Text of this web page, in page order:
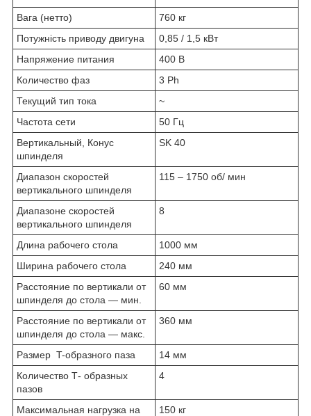
Вага (нетто)
760 кг
Потужність приводу двигуна
0,85 / 1,5 кВт
Напряжение питания
400 В
Количество фаз
3 Ph
Текущий тип тока
~
Частота сети
50 Гц
Вертикальный, Конус
шпинделя
SK 40
Диапазон скоростей
вертикального шпинделя
115 – 1750 об/ мин
Диапазоне скоростей
вертикального шпинделя
8
Длина рабочего стола
1000 мм
Ширина рабочего стола
240 мм
Расстояние по вертикали от
шпинделя до стола — мин.
60 мм
Расстояние по вертикали от
шпинделя до стола — макс.
360 мм
Размер T-образного паза
14 мм
Количество Т- образных
пазов
4
Максимальная нагрузка на
150 кг